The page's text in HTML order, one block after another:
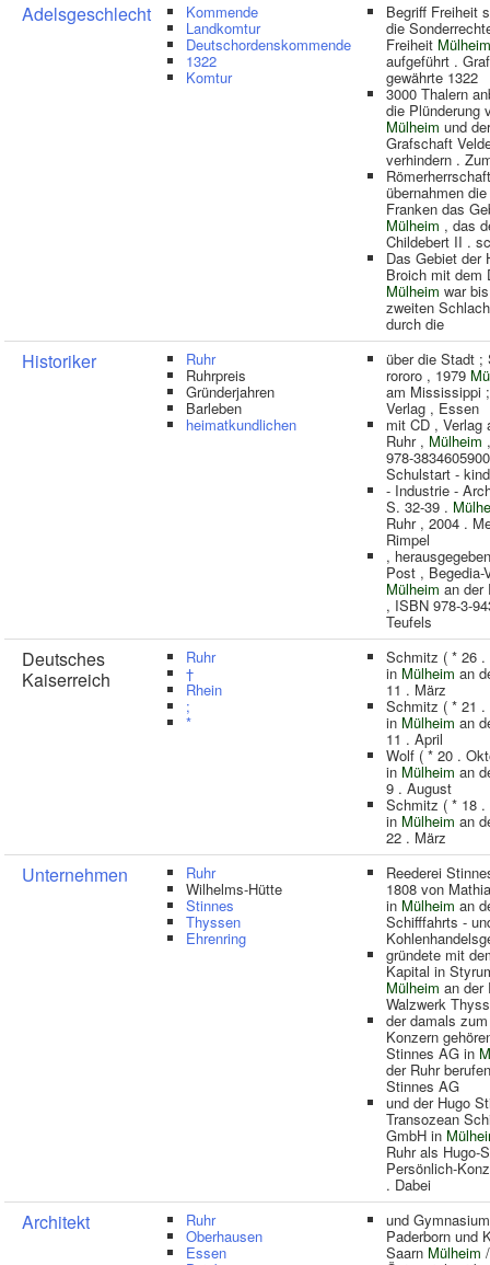
Adelsgeschlecht Kommende
Landkomtur
Deutschordenskommende
1322
Komtur
Begriff Freiheit
die
Freiheit Mülheim
aufgeführt .
gewährte 1322
3000 Thalern
die Plünderung
Mülheim und der
Grafschaft
verhindern .
Römerherrschaft
übernahmen
Franken das
Mülheim , das
Childebert II .
Das Gebiet der
Broich mit dem
Mülheim war
zweiten
durch die
Historiker Ruhr
Ruhrpreis
Gründerjahren
Barleben
heimatkundlichen
über die Stadt ;
rororo , 1979
am Mississippi
Verlag , Essen
mit CD , Verlag
Ruhr , Mülheim
978-
Schulstart -
- Industrie -
S. 32-39 .
Ruhr , 2004 .
Rimpel
,
Post , Begedia-
Mülheim an der
, ISBN 978-3-
Teufels
Deutsches
Kaiserreich
Ruhr
†
Rhein
;
*
Schmitz ( * 26 .
in Mülheim an
11 . März
Schmitz ( * 21 .
in Mülheim an
11 . April
Wolf ( * 20 .
in Mülheim an
9 . August
Schmitz ( * 18 .
in Mülheim an
22 . März
Unternehmen Ruhr
Wilhelms-Hütte
Stinnes
Thyssen
Ehrenring
Reederei
1808 von
in Mülheim an
Schifffahrts -
gründete mit
Kapital in
Mülheim an der
Walzwerk
der damals
Konzern
Stinnes AG in
der Ruhr
Stinnes AG
und der Hugo
Transozean
GmbH in
Ruhr als Hugo-
Persönlich-
. Dabei
Architekt Ruhr
Oberhausen
Essen
und
Paderborn und
Saarn Mülheim